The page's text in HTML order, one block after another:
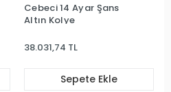
14 Ayar Şans
Kolye
TL
Sepete Ekle